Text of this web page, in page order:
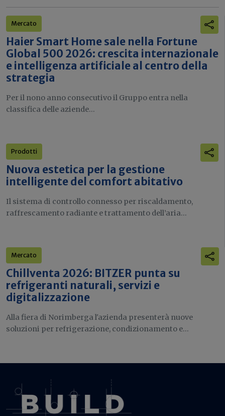
Mercato
Haier Smart Home sale nella Fortune
Global 500 2026: crescita internazionale
e intelligenza artificiale al centro della
strategia
Per il nono anno consecutivo il Gruppo entra nella
classifica delle aziende...
Prodotti
Nuova estetica per la gestione
intelligente del comfort abitativo
Il sistema di controllo connesso per riscaldamento,
raffrescamento radiante e trattamento dell’aria...
Mercato
Chillventa 2026: BITZER punta su
refrigeranti naturali, servizi e
digitalizzazione
Alla fiera di Norimberga l'azienda presenterà nuove
soluzioni per refrigerazione, condizionamento e...